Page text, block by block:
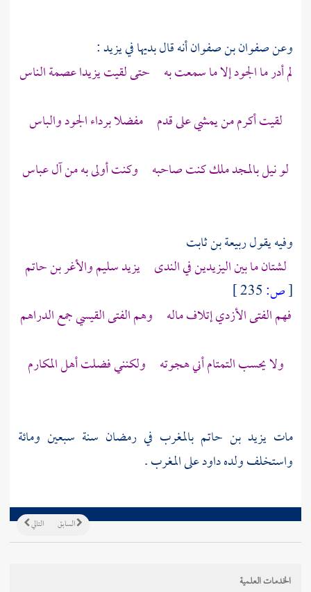
وعنصفوان بن صفوانأنه قال بديها فييزيد:
لم أدر ما الجود إلا ما سمعت به حتى لقيتيزيداعصمة الناس
لقيت أكرم من يمشي على قدم مفضلا برداء الجود والباس
لو نيل بالمجد ملك كنت صاحبه وكنت أولى به من آل عباس
وفيه يقولربيعة بن ثابت
لشتان ما بين اليزيدين في الندى يزيد سليم والأغر بن حاتم
[ص:
فهم الفتى الأزدي إتلاف ماله وهم الفتى القيسي جمع الدراهم
ولا يحسب التمتام أني هجوته ولكنني فضلت أهل المكارم
ماتيزيد بن حاتمبالمغرب في رمضان سنة سبعين ومائة
واستخلف ولدهداودعلىالمغرب.
التالي السابق
الخدمات العلمية